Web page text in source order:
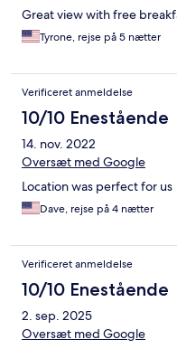
Great view with free
Tyrone, rejse på 5 nætter
Verificeret anmeldelse
10/10 Enestående
14. nov. 2022
Oversæt med Google
Location was perfect for us
Dave, rejse på 4 nætter
Verificeret anmeldelse
10/10 Enestående
2. sep. 2025
Oversæt med Google